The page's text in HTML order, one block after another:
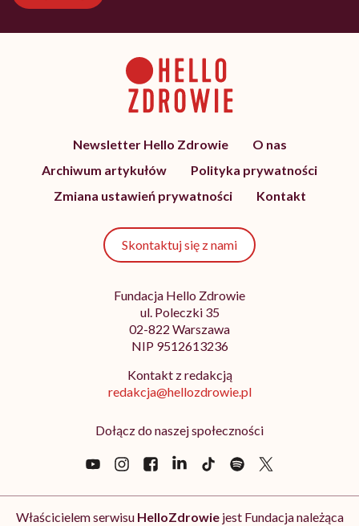
Newsletter Hello Zdrowie
O nas
Archiwum artykułów
Polityka prywatności
Zmiana ustawień prywatności
Kontakt
Skontaktuj się z nami
Fundacja Hello Zdrowie
ul. Poleczki 35
02-822 Warszawa
NIP 9512613236
Kontakt z redakcją
redakcja@hellozdrowie.pl
Dołącz do naszej społeczności
Właścicielem serwisu HelloZdrowiejest Fundacja należąca